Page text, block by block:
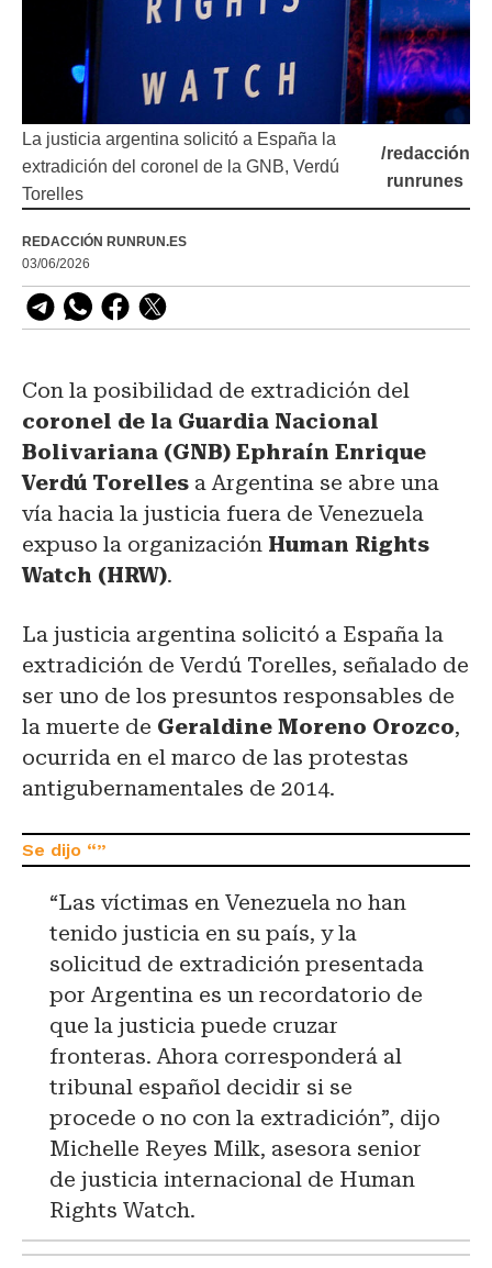
La justicia argentina solicitó a España la
extradición del coronel de la GNB, Verdú
Torelles
/redacción
runrunes
REDACCIÓN RUNRUN.ES
03/06/2026
Con la posibilidad de extradición del
coronel de la Guardia Nacional
Bolivariana (GNB) Ephraín Enrique
Verdú Torelles a Argentina se abre una
vía hacia la justicia fuera de Venezuela
expuso la organización Human Rights
Watch (HRW).
La justicia argentina solicitó a España la
extradición de Verdú Torelles, señalado de
ser uno de los presuntos responsables de
la muerte de Geraldine Moreno Orozco,
ocurrida en el marco de las protestas
antigubernamentales de 2014.
“Las víctimas en Venezuela no han
tenido justicia en su país, y la
solicitud de extradición presentada
por Argentina es un recordatorio de
que la justicia puede cruzar
fronteras. Ahora corresponderá al
tribunal español decidir si se
procede o no con la extradición”, dijo
Michelle Reyes Milk, asesora senior
de justicia internacional de Human
Rights Watch.